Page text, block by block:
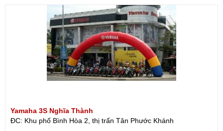
Yamaha 3S Nghĩa Thành
ĐC: Khu phố Bình Hòa 2, thị trấn Tân Phước Khánh